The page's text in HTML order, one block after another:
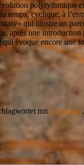
polyrythmique
temps, cyclique, à
qui illustre un
après une
qui évoque encore
mit Centurion,